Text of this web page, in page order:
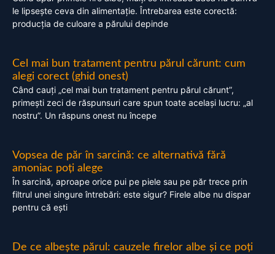
le lipsește ceva din alimentație. Întrebarea este corectă:
producția de culoare a părului depinde
Cel mai bun tratament pentru părul cărunt: cum
alegi corect (ghid onest)
Când cauți „cel mai bun tratament pentru părul cărunt”,
primești zeci de răspunsuri care spun toate același lucru: „al
nostru”. Un răspuns onest nu începe
Vopsea de păr în sarcină: ce alternativă fără
amoniac poți alege
În sarcină, aproape orice pui pe piele sau pe păr trece prin
filtrul unei singure întrebări: este sigur? Firele albe nu dispar
pentru că ești
De ce albește părul: cauzele firelor albe și ce poți